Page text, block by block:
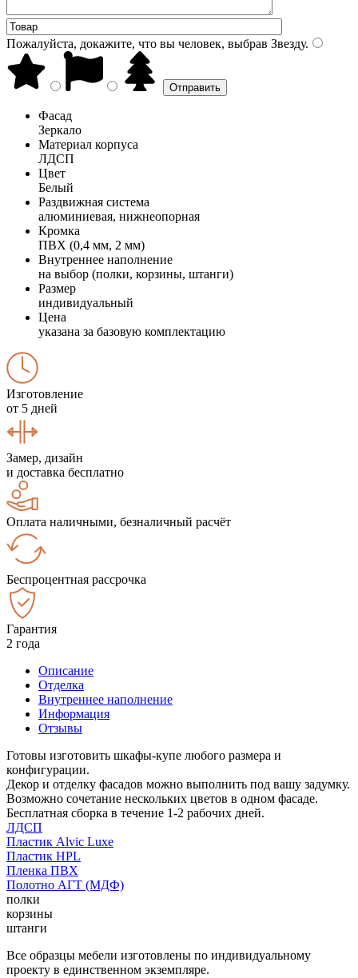
Пожалуйста, докажите, что вы человек, выбрав Звезду.
Фасад
Зеркало
Материал корпуса
ЛДСП
Цвет
Белый
Раздвижная система
алюминиевая, нижнеопорная
Кромка
ПВХ (0,4 мм, 2 мм)
Внутреннее наполнение
на выбор (полки, корзины, штанги)
Размер
индивидуальный
Цена
указана за базовую комплектацию
Изготовление
от 5 дней
Замер, дизайн
и доставка бесплатно
Оплата наличными, безналичный расчёт
Беспроцентная рассрочка
Гарантия
2 года
Описание
Отделка
Внутреннее наполнение
Информация
Отзывы
Готовы изготовить шкафы-купе любого размера и
конфигурации.
Декор и отделку фасадов можно выполнить под вашу задумку.
Возможно сочетание нескольких цветов в одном фасаде.
Бесплатная сборка в течение 1-2 рабочих дней.
ЛДСП
Пластик Alvic Luxe
Пластик HPL
Пленка ПВХ
Полотно АГТ (МДФ)
полки
корзины
штанги
Все образцы мебели изготовлены по индивидуальному
проекту в единственном экземпляре.